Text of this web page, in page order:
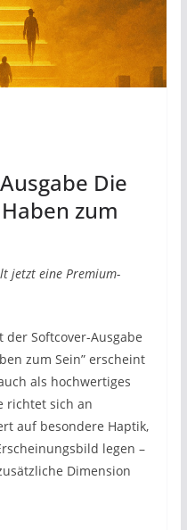
Die
zum
jetzt eine Premium-
Softcover-Ausgabe
zum Sein” erscheint
als hochwertiges
richtet sich an
auf besondere Haptik,
legen –
Dimension